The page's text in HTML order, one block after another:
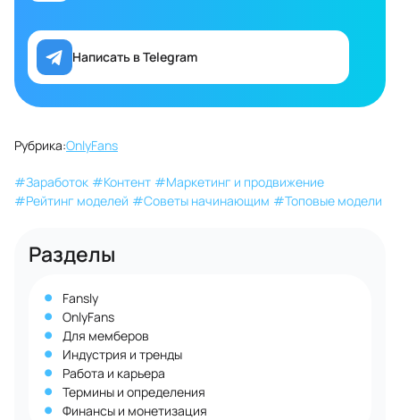
Написать в Telegram
Рубрика:OnlyFans
#Заработок #Контент #Маркетинг и продвижение
#Рейтинг моделей #Советы начинающим #Топовые модели
Разделы
Fansly
OnlyFans
Для мемберов
Индустрия и тренды
Работа и карьера
Термины и определения
Финансы и монетизация